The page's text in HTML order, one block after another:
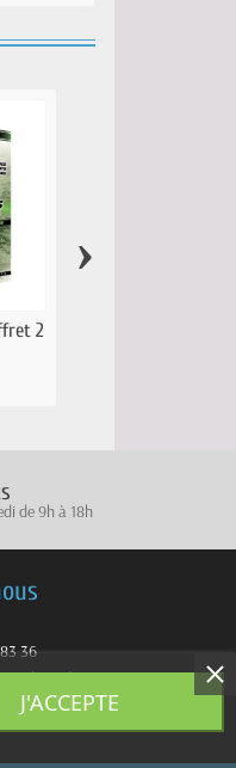
2
›
de 9h à 18h
36
J'ACCEPTE